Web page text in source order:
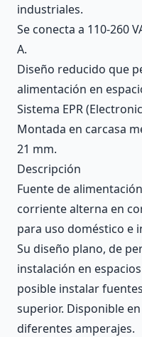
industriales.
Se conecta a 110-260
A.
Diseño reducido que
alimentación en
Sistema EPR
Montada en carcasa
21 mm.
Descripción
Fuente de
corriente alterna en
para uso doméstico e
Su diseño plano, de
instalación en
posible instalar
superior. Disponible
diferentes amperajes.